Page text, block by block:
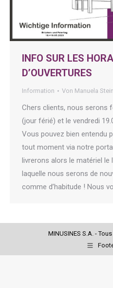
INFO SUR LES
D’OUVERTURES
Information Von Manuela
Chers clients, nous serons
(jour férié) et le vendredi
Vous pouvez bien entendu
tout moment via notre
livrerons alors le matériel le
laquelle nous serons de
comme d’habitude ! Nous
MINUSINES S.A. -